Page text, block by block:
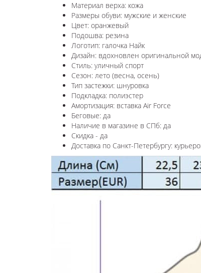
Материал верха: кожа
Размеры обуви: мужские и женские
Цвет: оранжевый
Подошва: резина
Логотип: галочка Найк
Дизайн: вдохновлен оригинальной
Стиль: уличный спорт
Сезон: лето (весна, осень)
Тип застежки: шнуровка
Подкладка: полиэстер
Амортизация: вставка Air Force
Беговые: да
Наличие в магазине в СПб: да
Скидка - да
Доставка по Санкт-Петербургу: